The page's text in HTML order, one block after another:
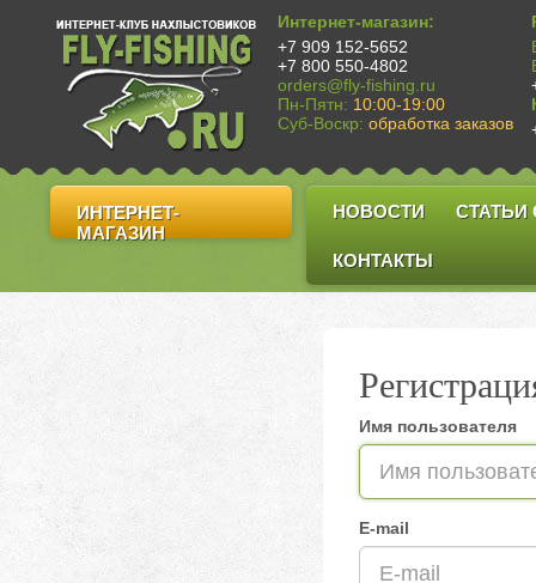
Интернет-магазин:
+7 909 152-5652
+7 800 550-4802
orders@fly-fishing.ru
Пн-Пятн: 10:00-19:00
Суб-Воскр: обработка заказов
ИНТЕРНЕТ-
МАГАЗИН
НОВОСТИ СТАТЬИ
КОНТАКТЫ
Имя пользователя
E-mail